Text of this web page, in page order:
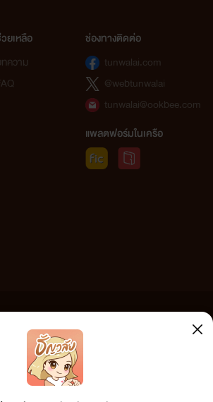
ยเหลือ
ความ
ช่องทางติดต่อ
tunwalai.com
@webtunwalai
tunwalai@ookbee.com
แพลตฟอร์มในเครือ
ขอรับผิดชอบต่อข้อความใดๆ ทั้งสิ้น ดังนั้นผู้อ่านทุกท่านโปรดใช้
นเอง และหากท่านพบข้อความใดๆ ที่ขัดต่อกฎหมายและศีลธรรม
เพื่อทีมงานจะได้ดำเนินการในทันที ทั้งนี้ ทางเว็บไซต์ขอสงวน
(ฉบับเพิ่มเติม) พ.ศ.2558